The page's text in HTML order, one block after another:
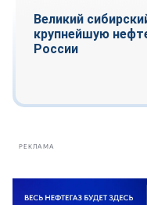
Великий
крупнейшую
России
РЕКЛАМА